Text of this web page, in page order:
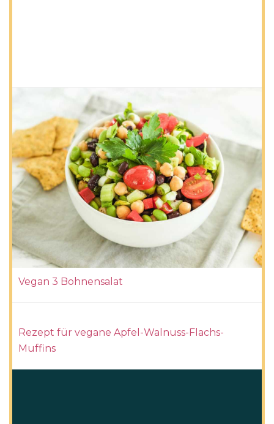
Vegan 3 Bohnensalat
Rezept für vegane Apfel-Walnuss-Flachs-
Muffins